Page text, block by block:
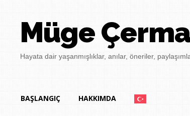
Müge
Hayata dair yaşanmışlıklar, anılar, öneriler,
BAŞLANGIÇ HAKKIMDA